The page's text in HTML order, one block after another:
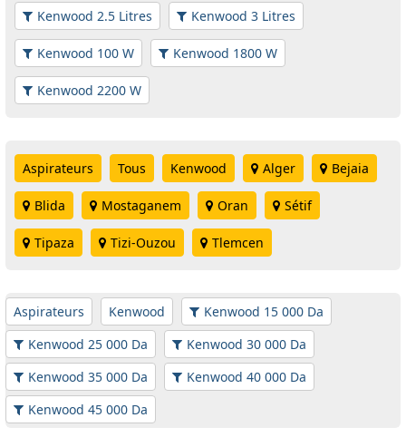
Kenwood 2.5 Litres Kenwood 3 Litres
Kenwood 100 W Kenwood 1800 W
Kenwood 2200 W
Aspirateurs Tous Kenwood Alger Bejaia
Blida Mostaganem Oran Sétif
Tipaza Tizi-Ouzou Tlemcen
Aspirateurs Kenwood
Kenwood 15 000 Da
Kenwood 25 000 Da
Kenwood 30 000 Da
Kenwood 35 000 Da
Kenwood 40 000 Da
Kenwood 45 000 Da